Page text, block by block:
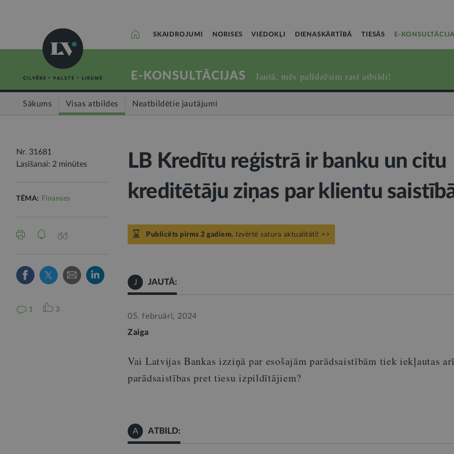
SKAIDROJUMI NORISES VIEDOKĻI DIENASKĀRTĪBĀ TIESĀS E-
E-KONSULTĀCIJAS Jautā, mēs palīdzēsim rast atbildi!
Sākums Visas atbildes Neatbildētie jautājumi
Nr. 31681
Lasīšanai: 2 minūtes
TĒMA: Finanses
1 3
LB Kredītu reģistrā ir banku un citu
kreditētāju ziņas par klientu
Publicēts pirms 2 gadiem. Izvērtē satura aktualitāti! >>
J JAUTĀ:
05. februārī, 2024
Zaiga
Vai Latvijas Bankas izziņā par esošajām parādsaistībām tiek iekļautas
parādsaistības pret tiesu izpildītājiem?
A ATBILD: